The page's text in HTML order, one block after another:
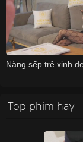
Top phim hay